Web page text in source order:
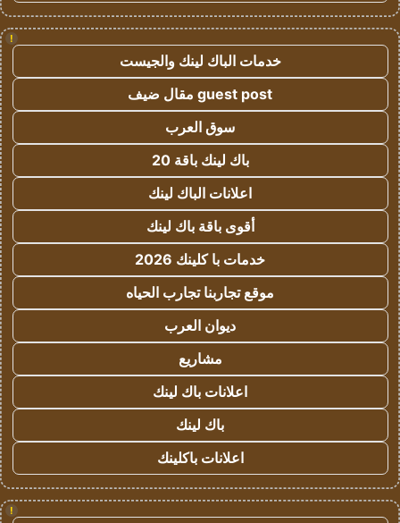
!
خدمات الباك لينك والجيست
guest post مقال ضيف
سوق العرب
باك لينك باقة 20
اعلانات الباك لينك
أقوى باقة باك لينك
خدمات با كلينك 2026
موقع تجاربنا تجارب الحياه
ديوان العرب
مشاريع
اعلانات باك لينك
باك لينك
اعلانات باكلينك
!